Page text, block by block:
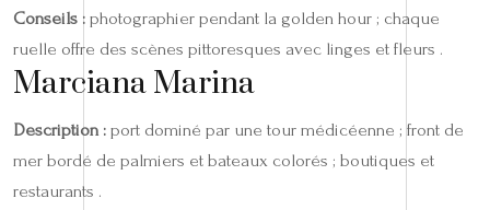
Conseils : photographier pendant la golden hour ; chaque
ruelle offre des scènes pittoresques avec linges et fleurs .
Marciana Marina
Description : port dominé par une tour médicéenne ; front de
mer bordé de palmiers et bateaux colorés ; boutiques et
restaurants .